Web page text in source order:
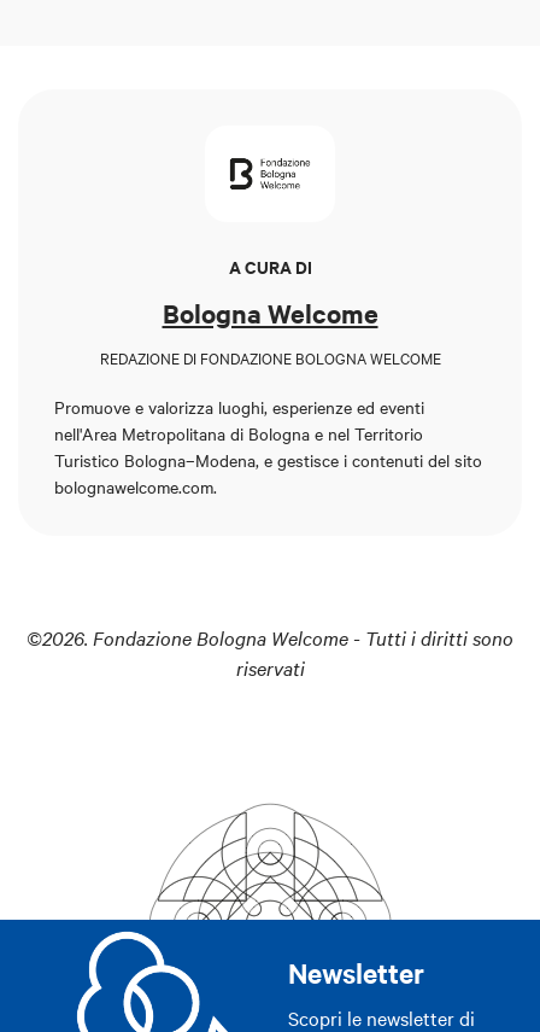
A CURA DI
Bologna Welcome
REDAZIONE DI FONDAZIONE BOLOGNA WELCOME
Promuove e valorizza luoghi, esperienze ed eventi
nell'Area Metropolitana di Bologna e nel Territorio
Turistico Bologna–Modena, e gestisce i contenuti del sito
bolognawelcome.com.
©2026. Fondazione Bologna Welcome - Tutti i diritti sono
riservati
Newsletter
Scopri le newsletter di